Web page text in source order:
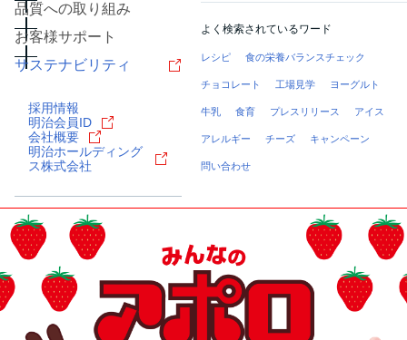
品質への取り組み
お客様サポート
サステナビリティ
採用情報
明治会員ID
会社概要
明治ホールディング
ス株式会社
よく検索されているワード
レシピ 食の栄養バランスチェック
チョコレート 工場見学 ヨーグルト
牛乳 食育 プレスリリース アイス
アレルギー チーズ キャンペーン
問い合わせ